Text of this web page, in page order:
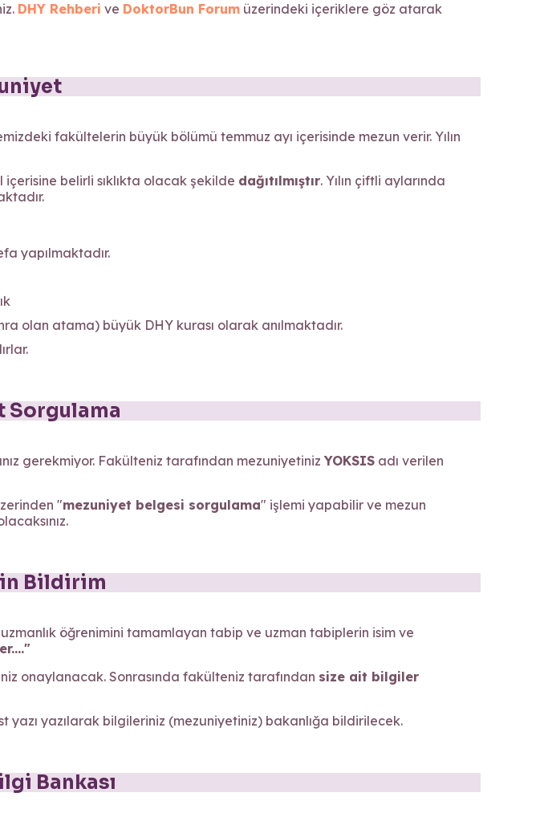
DHY Rehberi ve DoktorBun Forum üzerindeki içeriklere göz atarak
fakültelerin büyük bölümü temmuz ayı içerisinde mezun verir. Yılın
içerisine belirli sıklıkta olacak şekilde dağıtılmıştır. Yılın çiftli aylarında
yapılmaktadır.
olan atama) büyük DHY kurası olarak anılmaktadır.
Sorgulama
gerekmiyor. Fakülteniz tarafından mezuniyetiniz YOKSIS adı verilen
"mezuniyet belgesi sorgulama" işlemi yapabilir ve mezun
Bildirim
öğrenimini tamamlayan tabip ve uzman tabiplerin isim ve
onaylanacak. Sonrasında fakülteniz tarafından size ait bilgiler
yazılarak bilgileriniz (mezuniyetiniz) bakanlığa bildirilecek.
Bankası